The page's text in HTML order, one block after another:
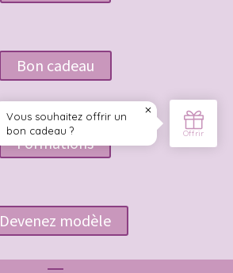
Bon cadeau
Formations
Devenez modèle